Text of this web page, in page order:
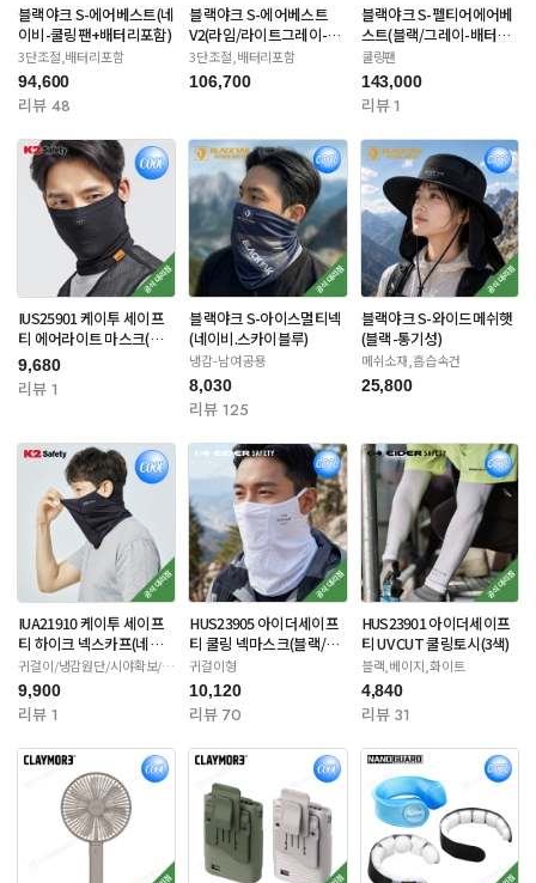
블랙야크 S-에어베스트(네
이비-쿨링팬+배터리포함)
3단조절,배터리포함
94,600
리뷰 48
블랙야크 S-에어베스트
V2(라임/라이트그레이-쿨
링팬) 배터리포함
3단조절,배터리포함
106,700
블랙야크 S-펠티어에어베
스트(블랙/그레이-배터리
별도)
쿨링팬
143,000
리뷰 1
IUS25901 케이투 세이프
티 에어라이트 마스크(블
랙/아이보리)
9,680
리뷰 1
블랙야크 S-아이스멀티넥
(네이비.스카이블루)
냉감-남여공용
8,030
리뷰 125
블랙야크 S-와이드메쉬햇
(블랙-통기성)
메쉬소재,흡습속건
25,800
IUA21910 케이투 세이프
티 하이크 넥스카프(네이
비/화이트/베이지)
귀걸이/냉감원단/시야확보/자
외선차단
9,900
리뷰 1
HUS23905 아이더세이프
티 쿨링 넥마스크(블랙/화
이트/카키)
귀걸이형
10,120
리뷰 70
HUS23901 아이더세이프
티 UV CUT 쿨링토시(3색)
블랙,베이지,화이트
4,840
리뷰 31